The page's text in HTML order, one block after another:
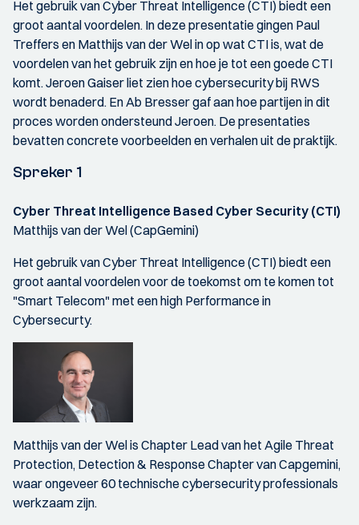
Het gebruik van Cyber Threat Intelligence (CTI) biedt een
groot aantal voordelen. In deze presentatie gingen Paul
Treffers en Matthijs van der Wel in op wat CTI is, wat de
voordelen van het gebruik zijn en hoe je tot een goede CTI
komt. Jeroen Gaiser liet zien hoe cybersecurity bij RWS
wordt benaderd. En Ab Bresser gaf aan hoe partijen in dit
proces worden ondersteund Jeroen. De presentaties
bevatten concrete voorbeelden en verhalen uit de praktijk.
Spreker 1
Cyber Threat Intelligence Based Cyber Security (CTI)
Matthijs van der Wel (CapGemini)
Het gebruik van Cyber Threat Intelligence (CTI) biedt een
groot aantal voordelen voor de toekomst om te komen tot
"Smart Telecom" met een high Performance in
Cybersecurty.
Matthijs van der Wel is Chapter Lead van het Agile Threat
Protection, Detection & Response Chapter van Capgemini,
waar ongeveer 60 technische cybersecurity professionals
werkzaam zijn.